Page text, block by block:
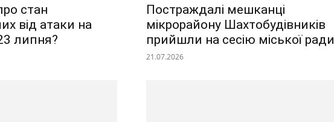
стан
від атаки на
липня?
Постраждалі мешканці
мікрорайону Шахтобудівників
прийшли на сесію міської ради
21.07.2026